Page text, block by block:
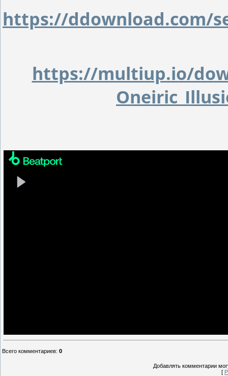
https://ddownload.com/
https://multiup.io/
Всего комментариев: 0
Добавлять комментарии
[